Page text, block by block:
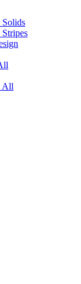
Solids
Stripes
All